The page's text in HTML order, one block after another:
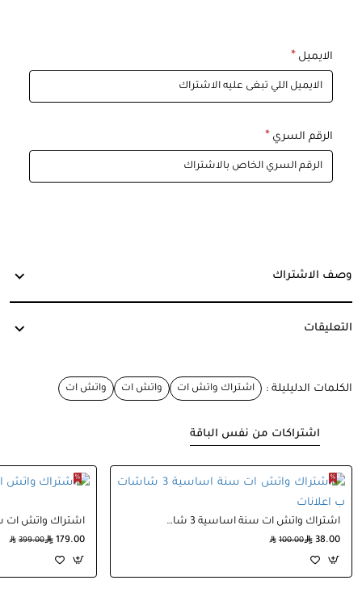
الايميل
الرقم السري
وصف الاشتراك
التعليقات
الكلمات الدليليلة : اشتراك واتش ات واتش ات واتش ات
اشتراكات من نفس الباقة
اشتراك واتش ات سنة اساسية 3 شاشات ب اعلانات
38.00
100.00
179.00
399.00